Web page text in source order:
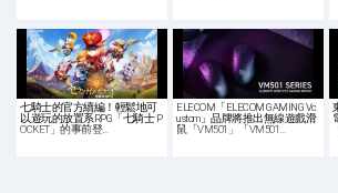
七騎士的官方續編！輕鬆地可
以遊玩的放置系RPG「七騎士 P
OCKET」的事前登…
ELECOM「ELECOM GAMING Vc
ustom」品牌將推出無線遊戲滑
鼠「VM501」「VM501…